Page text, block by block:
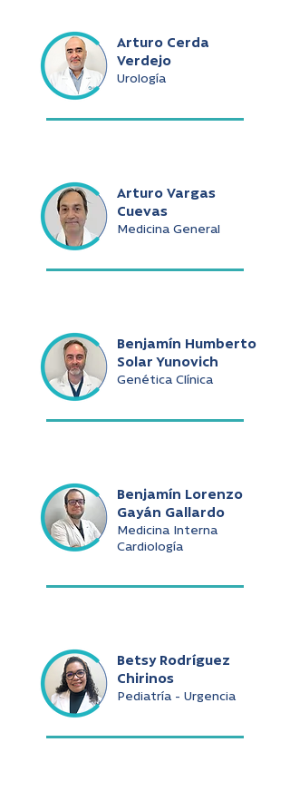
Arturo Cerda
Verdejo
Urología
Arturo Vargas
Cuevas
Medicina General
Benjamín Humberto
Solar Yunovich
Genética Clínica
Benjamín Lorenzo
Gayán Gallardo
Medicina Interna
Cardiología
Betsy Rodríguez
Chirinos
Pediatría - Urgencia